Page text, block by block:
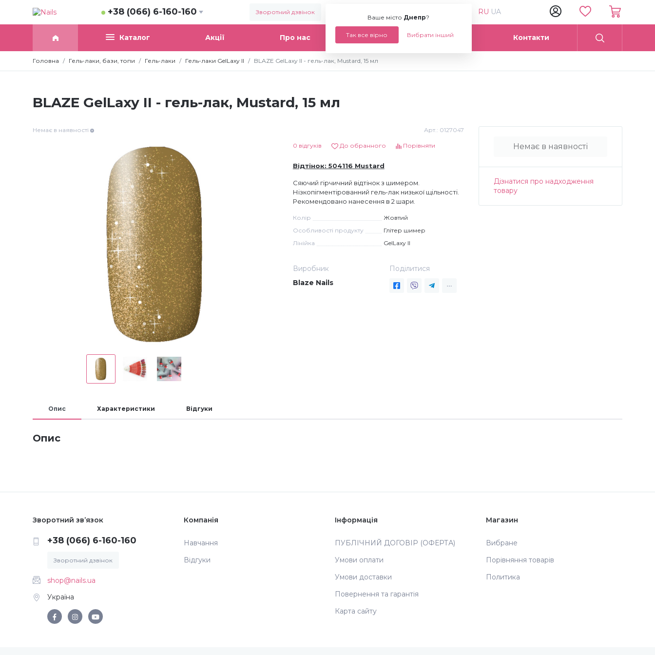
+38 (066) 6-160-160 Зворотний дзвінок
Ваше місто Днепр?
Так все вірно Вибрати інший
RU UA
Каталог Акції Про нас Статті Опт Контакти
Головна Гель-лаки, бази, топи Гель-лаки Гель-лаки GelLaxy II BLAZE GelLaxy II - гель-лак, Mustard, 15 мл
BLAZE GelLaxy II - гель-лак, Mustard, 15 мл
Немає в наявності Арт.: 0127047
0 відгуків До обранного Порівняти
Відтінок: 504116 Mustard
Сяючий гірчичний відтінок з шимером.
Нізкопігментірованний гель-лак низької щільності.
Рекомендовано нанесення в 2 шари.
Колір
Жовтий
Особливості продукту
Глітер шимер
Лінійка
GelLaxy II
Виробник
Blaze Nails
Поділитися
Немає в наявності
Дізнатися про надходження
товару
Опис Характеристики Відгуки
Опис
Зворотний зв’язок
+38 (066) 6-160-160
Зворотний дзвінок
shop@nails.ua
Україна
Компанія
Навчання
Відгуки
Інформація
ПУБЛІЧНИЙ ДОГОВІР (ОФЕРТА)
Умови оплати
Умови доставки
Повернення та гарантія
Карта сайту
Магазин
Вибране
Порівняння товарів
Политика